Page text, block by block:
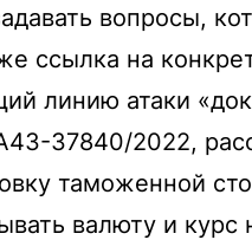
вопросы,
ссылка на
линию атаки
37840/2022,
таможенной
валюту и